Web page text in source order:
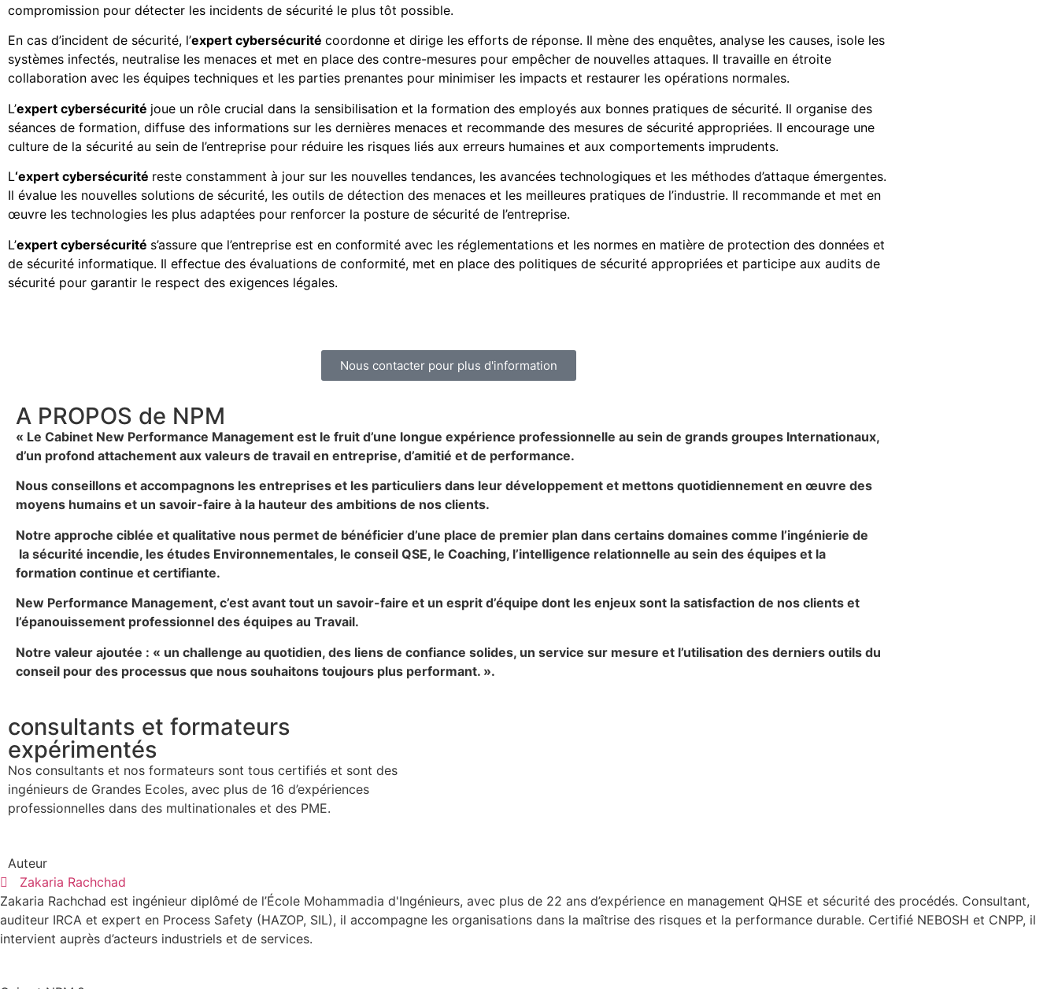
compromission pour détecter les incidents de sécurité le plus tôt possible.
En cas d’incident de sécurité, l’expert cybersécurité coordonne et dirige les efforts de réponse. Il mène des enquêtes, analyse les causes, isole les
systèmes infectés, neutralise les menaces et met en place des contre-mesures pour empêcher de nouvelles attaques. Il travaille en étroite
collaboration avec les équipes techniques et les parties prenantes pour minimiser les impacts et restaurer les opérations normales.
L’expert cybersécurité joue un rôle crucial dans la sensibilisation et la formation des employés aux bonnes pratiques de sécurité. Il organise des
séances de formation, diffuse des informations sur les dernières menaces et recommande des mesures de sécurité appropriées. Il encourage une
culture de la sécurité au sein de l’entreprise pour réduire les risques liés aux erreurs humaines et aux comportements imprudents.
L‘expert cybersécurité reste constamment à jour sur les nouvelles tendances, les avancées technologiques et les méthodes d’attaque émergentes.
Il évalue les nouvelles solutions de sécurité, les outils de détection des menaces et les meilleures pratiques de l’industrie. Il recommande et met en
œuvre les technologies les plus adaptées pour renforcer la posture de sécurité de l’entreprise.
L’expert cybersécurité s’assure que l’entreprise est en conformité avec les réglementations et les normes en matière de protection des données et
de sécurité informatique. Il effectue des évaluations de conformité, met en place des politiques de sécurité appropriées et participe aux audits de
sécurité pour garantir le respect des exigences légales.
Nous contacter pour plus d'information
A PROPOS de NPM
« Le Cabinet New Performance Management est le fruit d’une longue expérience professionnelle au sein de grands groupes Internationaux,
d’un profond attachement aux valeurs de travail en entreprise, d’amitié et de performance.
Nous conseillons et accompagnons les entreprises et les particuliers dans leur développement et mettons quotidiennement en œuvre des
moyens humains et un savoir-faire à la hauteur des ambitions de nos clients.
Notre approche ciblée et qualitative nous permet de bénéficier d’une place de premier plan dans certains domaines comme l’ingénierie de
la sécurité incendie, les études Environnementales, le conseil QSE, le Coaching, l’intelligence relationnelle au sein des équipes et la
formation continue et certifiante.
New Performance Management, c’est avant tout un savoir-faire et un esprit d’équipe dont les enjeux sont la satisfaction de nos clients et
l’épanouissement professionnel des équipes au Travail.
Notre valeur ajoutée : « un challenge au quotidien, des liens de confiance solides, un service sur mesure et l’utilisation des derniers outils du
conseil pour des processus que nous souhaitons toujours plus performant. ».
consultants et formateurs
expérimentés
Nos consultants et nos formateurs sont tous certifiés et sont des
ingénieurs de Grandes Ecoles, avec plus de 16 d’expériences
professionnelles dans des multinationales et des PME.
Auteur
Zakaria Rachchad
Zakaria Rachchad est ingénieur diplômé de l’École Mohammadia d'Ingénieurs, avec plus de 22 ans d’expérience en management QHSE et sécurité des procédés. Consultant,
auditeur IRCA et expert en Process Safety (HAZOP, SIL), il accompagne les organisations dans la maîtrise des risques et la performance durable. Certifié NEBOSH et CNPP, il
intervient auprès d’acteurs industriels et de services.